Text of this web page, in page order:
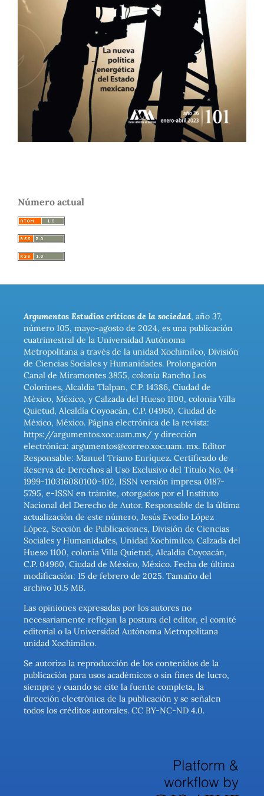
Número actual
Argumentos Estudios críticos de la sociedad, año 37,
número 105, mayo-agosto de 2024, es una publicación
cuatrimestral de la Universidad Autónoma
Metropolitana a través de la unidad Xochimilco, División
de Ciencias Sociales y Humanidades. Prolongación
Canal de Miramontes 3855, colonia Rancho Los
Colorines, Alcaldía Tlalpan, C.P. 14386, Ciudad de
México, México, y Calzada del Hueso 1100, colonia Villa
Quietud, Alcaldía Coyoacán, C.P. 04960, Ciudad de
México, México. Página electrónica de la revista:
https://argumentos.xoc.uam.mx/ y dirección
electrónica: argumentos@correo.xoc.uam. mx. Editor
Responsable: Manuel Triano Enríquez. Certificado de
Reserva de Derechos al Uso Exclusivo del Título No. 04-
1999-110316080100-102, ISSN versión impresa 0187-
5795, e-ISSN en trámite, otorgados por el Instituto
Nacional del Derecho de Autor. Responsable de la última
actualización de este número, Jesús Evodio López
López, Sección de Publicaciones, División de Ciencias
Sociales y Humanidades, Unidad Xochimilco. Calzada del
Hueso 1100, colonia Villa Quietud, Alcaldía Coyoacán,
C.P. 04960, Ciudad de México, México. Fecha de última
modificación: 15 de febrero de 2025. Tamaño del
archivo 10.5 MB.
Las opiniones expresadas por los autores no
necesariamente reflejan la postura del editor, el comité
editorial o la Universidad Autónoma Metropolitana
unidad Xochimilco.
Se autoriza la reproducción de los contenidos de la
publicación para usos académicos o sin fines de lucro,
siempre y cuando se cite la fuente completa, la
dirección electrónica de la publicación y se señalen
todos los créditos autorales. CC BY-NC-ND 4.0.